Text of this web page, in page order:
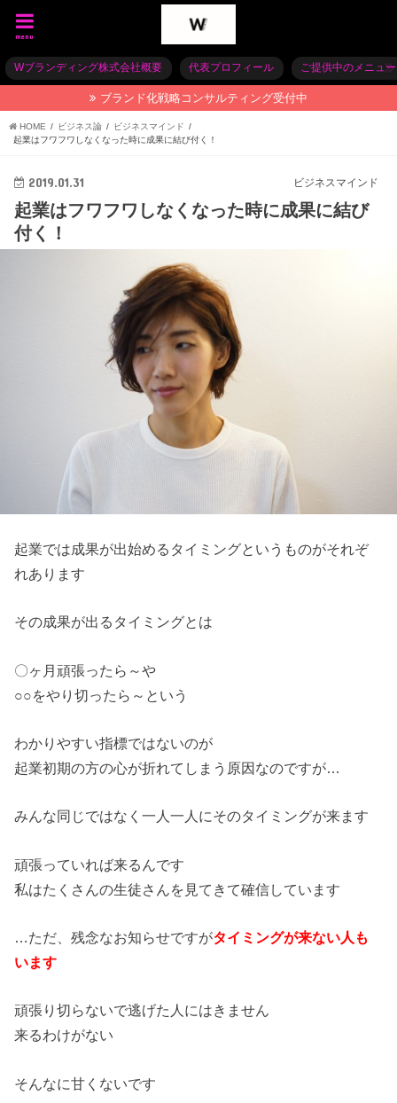
menu
Wブランディング株式会社概要 代表プロフィール ご提供中のメニュー
ブランド化戦略コンサルティング受付中
HOME ビジネス論
ビジネスマインド
起業はフワフワしなくなった時に成果に結び付く！
ビジネスマインド
2019.01.31
起業はフワフワしなくなった時に成果に結び
付く！
起業では成果が出始めるタイミングというものがそれぞ
れあります
その成果が出るタイミングとは
〇ヶ月頑張ったら～や
○○をやり切ったら～という
わかりやすい指標ではないのが
起業初期の方の心が折れてしまう原因なのですが…
みんな同じではなく一人一人にそのタイミングが来ます
頑張っていれば来るんです
私はたくさんの生徒さんを見てきて確信しています
…ただ、残念なお知らせですがタイミングが来ない人も
います
頑張り切らないで逃げた人にはきません
来るわけがない
そんなに甘くないです